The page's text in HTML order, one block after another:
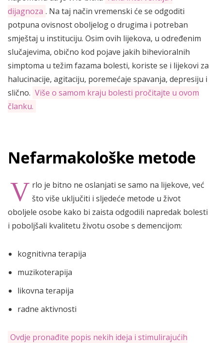
dijagnoza . Na taj način vremenski će se odgoditi
potpuna ovisnost oboljelog o drugima i potreban
smještaj u instituciju. Osim ovih lijekova, u određenim
slučajevima, obično kod pojave jakih bihevioralnih
simptoma u težim fazama bolesti, koriste se i lijekovi za
halucinacije, agitaciju, poremećaje spavanja, depresiju i
slično. Više o samom kraju bolesti pročitajte u ovom
članku.
Nefarmakološke metode
V rlo je bitno ne oslanjati se samo na lijekove, već
što više uključiti i sljedeće metode u život
oboljele osobe kako bi zaista odgodili napredak bolesti
i poboljšali kvalitetu životu osobe s demencijom:
kognitivna terapija
muzikoterapija
likovna terapija
radne aktivnosti
Ovdje pronađite popis nekih ideja i stimulirajućih